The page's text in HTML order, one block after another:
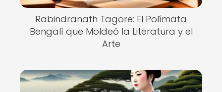
Rabindranath Tagore: El Polímata
Bengalí que Moldeó la Literatura y el
Arte